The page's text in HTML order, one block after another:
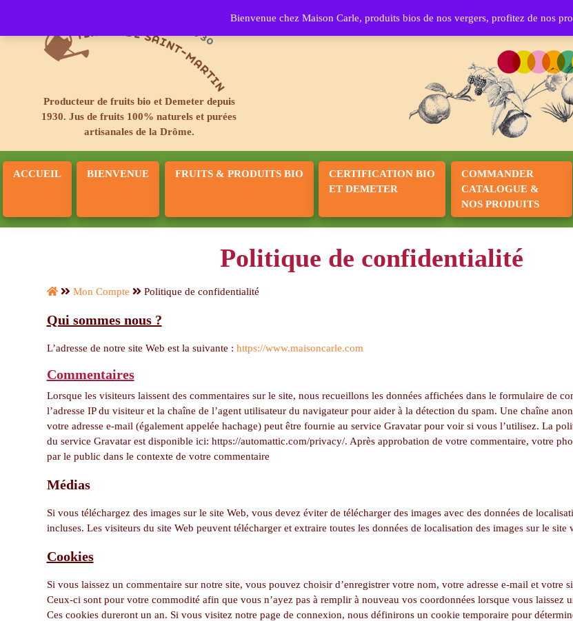
Producteur de fruits bio et Demeter depuis
1930. Jus de fruits 100% naturels et purées
artisanales de la Drôme.
ACCUEIL BIENVENUE FRUITS & PRODUITS BIO
CERTIFICATION BIO
ET DEMETER
COMMANDER
CATALOGUE &
NOS PRODUITS
Politique de confidentialité
Mon Compte Politique de confidentialité
Qui sommes nous ?
L’adresse de notre site Web est la suivante : https://www.maisoncarle.com
Commentaires
Lorsque les visiteurs laissent des commentaires sur le site, nous recueillons les données affichées dans le formulaire de
l’adresse IP du visiteur et la chaîne de l’agent utilisateur du navigateur pour aider à la détection du spam. Une chaîne
votre adresse e-mail (également appelée hachage) peut être fournie au service Gravatar pour voir si vous l’utilisez. La
du service Gravatar est disponible ici: https://automattic.com/privacy/. Après approbation de votre commentaire, votre
par le public dans le contexte de votre commentaire
Médias
Si vous téléchargez des images sur le site Web, vous devez éviter de télécharger des images avec des données de
incluses. Les visiteurs du site Web peuvent télécharger et extraire toutes les données de localisation des images sur le site
Cookies
Si vous laissez un commentaire sur notre site, vous pouvez choisir d’enregistrer votre nom, votre adresse e-mail et votre
Ceux-ci sont pour votre commodité afin que vous n’ayez pas à remplir à nouveau vos coordonnées lorsque vous laissez
Ces cookies dureront un an. Si vous visitez notre page de connexion, nous définirons un cookie temporaire pour
Bienvenue chez Maison Carle, produits bios de nos vergers, profitez de nos